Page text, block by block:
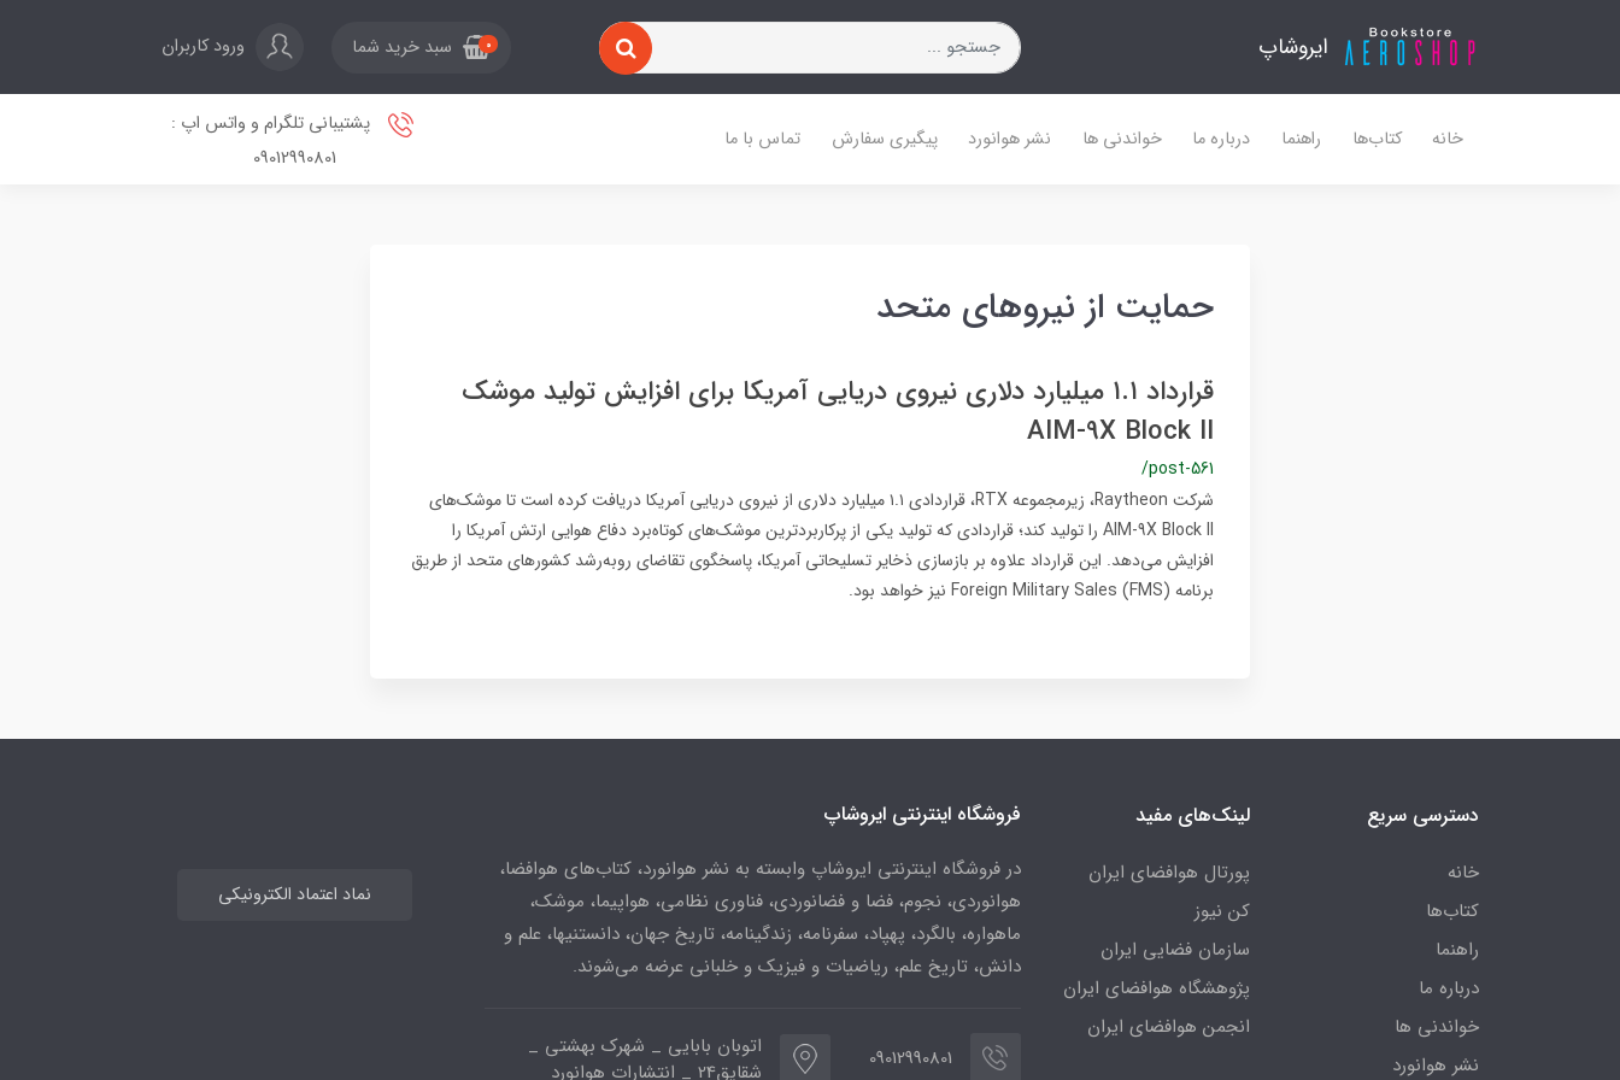
ایروشاپ 0 سبد خرید شما ورود کاربران
خانه کتاب‌ها راهنما درباره ما خواندنی ها نشر هوانورد پیگیری سفارش تماس با ما
پشتیبانی تلگرام و واتس اپ :
09012990801
حمایت از نیروهای متحد
قرارداد ۱.۱ میلیارد دلاری نیروی دریایی آمریکا برای افزایش تولید موشک
AIM-9X Block II
/post-561
شرکت Raytheon، زیرمجموعه RTX، قراردادی ۱.۱ میلیارد دلاری از نیروی دریایی آمریکا دریافت کرده است تا موشک‌های
AIM-9X Block II را تولید کند؛ قراردادی که تولید یکی از پرکاربردترین موشک‌های کوتاه‌برد دفاع هوایی ارتش آمریکا را
افزایش می‌دهد. این قرارداد علاوه بر بازسازی ذخایر تسلیحاتی آمریکا، پاسخگوی تقاضای رو‌به‌رشد کشورهای متحد از طریق
برنامه Foreign Military Sales (FMS) نیز خواهد بود.
دسترسی سریع
خانه
کتاب‌ها
راهنما
درباره ما
خواندنی ها
نشر هوانورد
لینک‌های مفید
پورتال هوافضای ایران
کن نیوز
سازمان فضایی ایران
پژوهشگاه هوافضای ایران
انجمن هوافضای ایران
فروشگاه اینترنتی ایروشاپ
در فروشگاه اینترنتی ایروشاپ وابسته به نشر هوانورد، کتاب‌های هوافضا،
هوانوردی، نجوم، فضا و فضانوردی، فناوری نظامی، هواپیما، موشک،
ماهواره، بالگرد، پهپاد، سفرنامه، زندگینامه، تاریخ جهان، دانستنیها، علم و
دانش، تاریخ علم، ریاضیات و فیزیک و خلبانی عرضه می‌شوند.
09012990801
اتوبان بابایی _ شهرک بهشتی _
شقایق24 _ انتشارات هوانورد
نماد اعتماد الکترونیکی